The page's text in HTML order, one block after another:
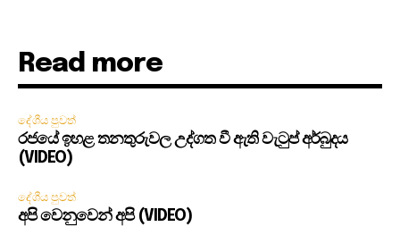
Read more
දේශීය පුවත්
රජයේ ඉහළ තනතුරුවල උද්ගත වී ඇති වැටුප් අර්බුදය
(VIDEO)
දේශීය පුවත්
අපි වෙනුවෙන් අපි (VIDEO)